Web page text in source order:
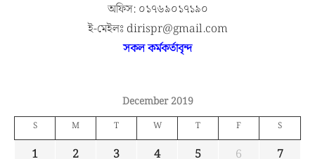
অফিস: ০১৭৬৯০১৭১৯০
ই-মেইলঃ dirispr@gmail.com
সকল কর্মকর্তাবৃন্দ
December 2019
S M T W T F S
1 2 3 4 5 6
7